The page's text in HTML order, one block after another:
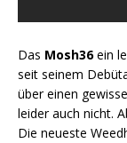
Das Mosh36ein
seit seinem
über einen
leider auch nicht.
Die neueste